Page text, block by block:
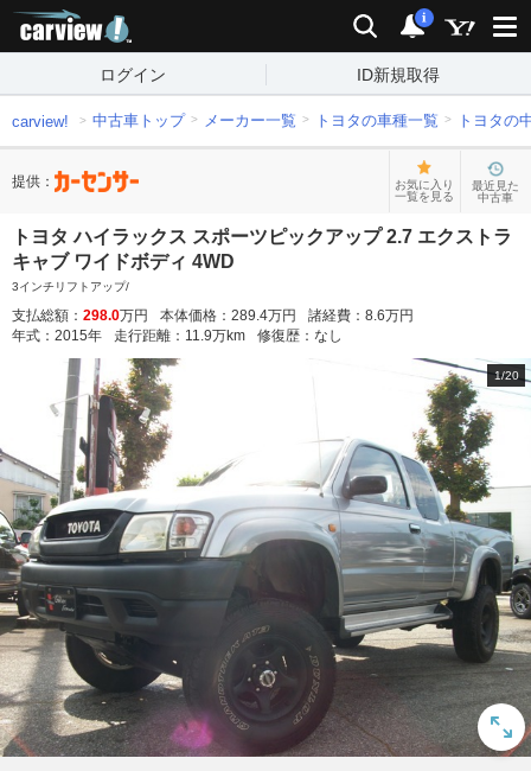
検索 通知
i
ログイン ID新規取得
carview! 中古車トップ メーカー一覧 トヨタの車種一覧 トヨタの
提供：
お気に入り
一覧を見る
最近見た
中古車
トヨタ ハイラックス スポーツピックアップ 2.7 エクストラ
キャブ ワイドボディ 4WD
3インチリフトアップ/
支払総額： 298.0万円 本体価格： 289.4万円 諸経費： 8.6万円
年式： 2015年 走行距離： 11.9万km 修復歴： なし
1/20